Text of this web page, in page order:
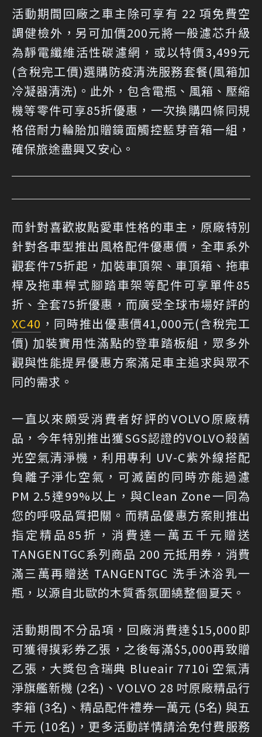
活動期間回廠之車主除可享有 22 項免費空
調健檢外，另可加價200元將一般濾芯升級
為靜電纖維活性碳濾網，或以特價3,499元
(含稅完工價)選購防疫清洗服務套餐(風箱加
冷凝器清洗)。此外，包含電瓶、風箱、壓縮
機等零件可享85折優惠，一次換購四條同規
格倍耐力輪胎加贈鏡面觸控藍芽音箱一組，
確保旅途盡興又安心。
而針對喜歡妝點愛車性格的車主，原廠特別
針對各車型推出風格配件優惠價，全車系外
觀套件75折起，加裝車頂架、車頂箱、拖車
桿及拖車桿式腳踏車架等配件可享單件85
折、全套75折優惠，而廣受全球市場好評的
XC40 ，同時推出優惠價41,000元(含稅完工
價) 加裝實用性滿點的登車踏板組，眾多外
觀與性能提昇優惠方案滿足車主追求與眾不
同的需求。
一直以來頗受消費者好評的VOLVO原廠精
品，今年特別推出獲SGS認證的VOLVO殺菌
光空氣清淨機，利用專利 UV-C紫外線搭配
負離子淨化空氣，可滅菌的同時亦能過濾
PM 2.5達99%以上，與Clean Zone一同為
您的呼吸品質把關。而精品優惠方案則推出
指定精品85折，消費達一萬五千元贈送
TANGENTGC系列商品 200 元抵用券，消費
滿三萬再贈送 TANGENTGC 洗手沐浴乳一
瓶，以源自北歐的木質香氛圍繞整個夏天。
活動期間不分品項，回廠消費達$15,000即
可獲得摸彩券乙張，之後每滿$5,000再致贈
乙張，大獎包含瑞典 Blueair 7710i 空氣清
淨旗艦新機 (2名)、VOLVO 28 吋原廠精品行
李箱 (3名)、精品配件禮券一萬元 (5名) 與五
千元 (10名)，更多活動詳情請洽免付費服務